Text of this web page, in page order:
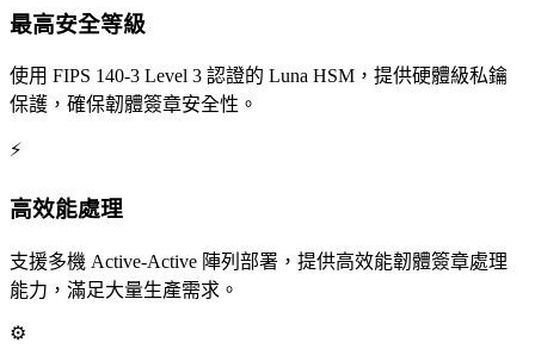
最高安全等級
使用 FIPS 140-3 Level 3 認證的 Luna HSM，提供硬體級私鑰
保護，確保韌體簽章安全性。
⚡
高效能處理
支援多機 Active-Active 陣列部署，提供高效能韌體簽章處理
能力，滿足大量生產需求。
⚙️